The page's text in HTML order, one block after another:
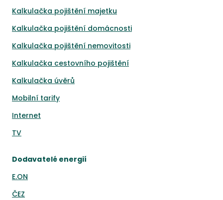
Kalkulačka pojištění majetku
Kalkulačka pojištění domácnosti
Kalkulačka pojištění nemovitosti
Kalkulačka cestovního pojištění
Kalkulačka úvěrů
Mobilní tarify
Internet
TV
Dodavatelé energií
E.ON
ČEZ